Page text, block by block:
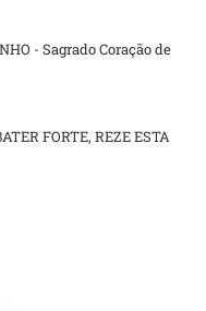
- Sagrado Coração de
FORTE, REZE ESTA